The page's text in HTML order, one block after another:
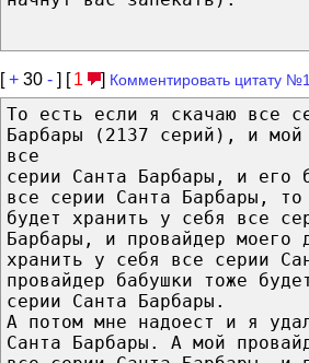
[+ 30 - ] [ 1 ] Комментировать цитату
То есть если я скачаю все
Барбары (2137 серий), и мой
все
серии Санта Барбары, и его
все серии Санта Барбары, то
будет хранить у себя все
Барбары, и провайдер моего
хранить у себя все серии
провайдер бабушки тоже
серии Санта Барбары.
А потом мне надоест и я
Санта Барбары. А мой